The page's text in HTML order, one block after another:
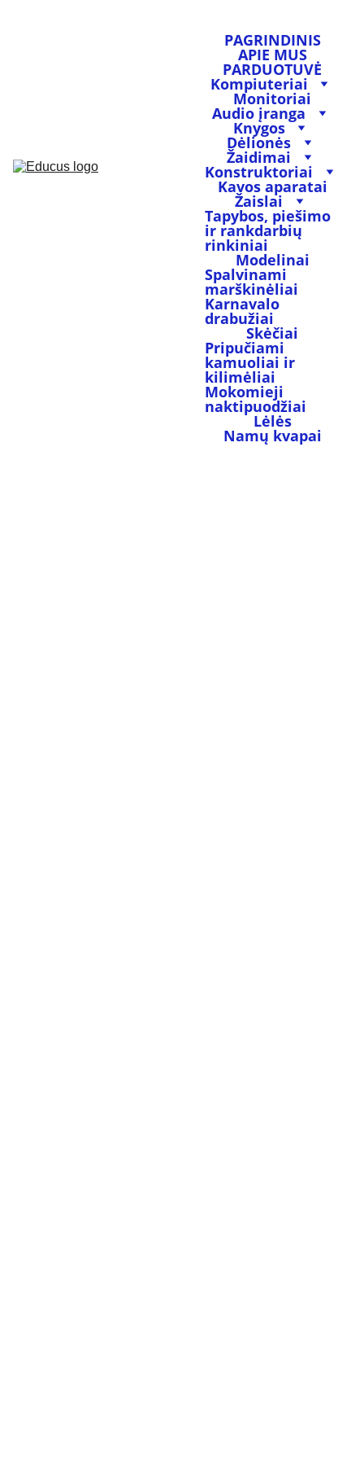
PAGRINDINIS
APIE MUS
PARDUOTUVĖ
Kompiuteriai
Monitoriai
Audio įranga
Knygos
Dėlionės
Žaidimai
Konstruktoriai
Kavos aparatai
Žaislai
Tapybos, piešimo
ir rankdarbių
rinkiniai
Modelinai
Spalvinami
marškinėliai
Karnavalo
drabužiai
Skėčiai
Pripučiami
kamuoliai ir
kilimėliai
Mokomieji
naktipuodžiai
Lėlės
Namų kvapai